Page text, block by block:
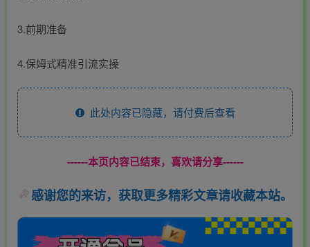
3.前期准备
4.保姆式精准引流实操
此处内容已隐藏，请付费后查看
------本页内容已结束，喜欢请分享------
感谢您的来访，获取更多精彩文章请收藏本站。